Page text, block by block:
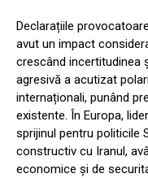
Declarațiile
avut un impact
crescând incertitudinea
agresivă a acutizat
internaționali, punând
existente. În Europa,
sprijinul pentru politicile
constructiv cu Iranul,
economice și de